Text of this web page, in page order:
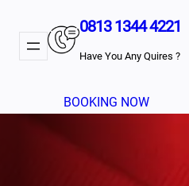
0813 1344 4221
Have You Any Quires ?
BOOKING NOW